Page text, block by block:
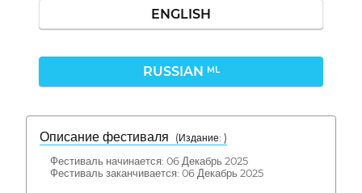
ENGLISH
RUSSIAN ML
Описание фестиваля
( Издание: )
Фестиваль начинается: 06 Декабрь 2025
Фестиваль заканчивается: 06 Декабрь 2025